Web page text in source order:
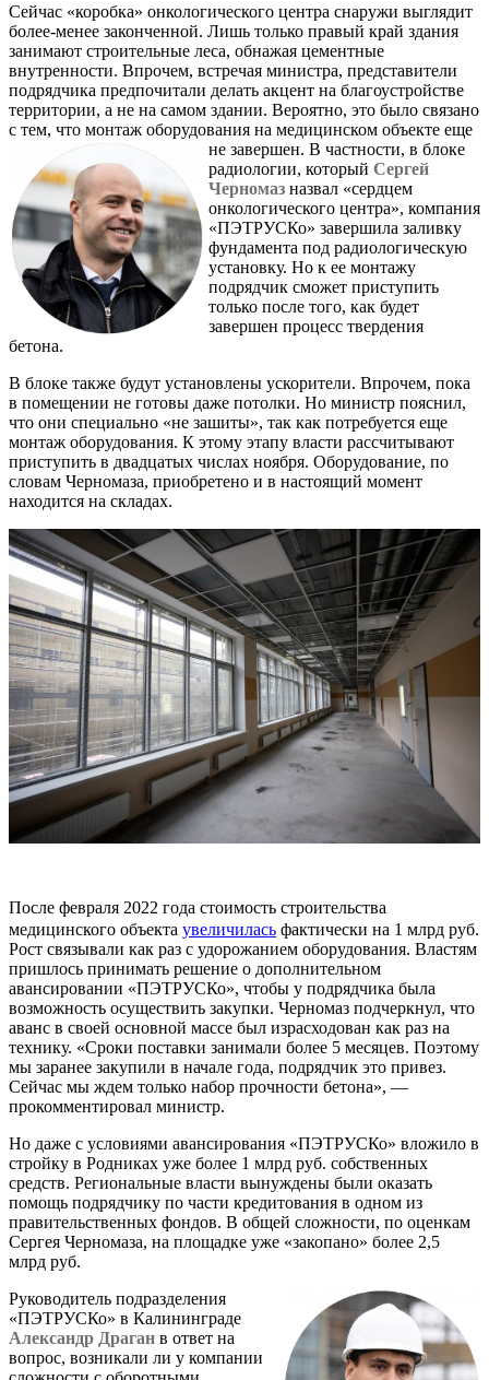
Сейчас «коробка» онкологического центра снаружи выглядит
более-менее законченной. Лишь только правый край здания
занимают строительные леса, обнажая цементные
внутренности. Впрочем, встречая министра, представители
подрядчика предпочитали делать акцент на благоустройстве
территории, а не на самом здании. Вероятно, это было связано
с тем, что монтаж оборудования на медицинском объекте еще
не завершен. В частности, в блоке
радиологии, который Сергей
Черномаз назвал «сердцем
онкологического центра», компания
«ПЭТРУСКо» завершила заливку
фундамента под радиологическую
установку. Но к ее монтажу
подрядчик сможет приступить
только после того, как будет
завершен процесс твердения
бетона.
В блоке также будут установлены ускорители. Впрочем, пока
в помещении не готовы даже потолки. Но министр пояснил,
что они специально «не зашиты», так как потребуется еще
монтаж оборудования. К этому этапу власти рассчитывают
приступить в двадцатых числах ноября. Оборудование, по
словам Черномаза, приобретено и в настоящий момент
находится на складах.
После февраля 2022 года стоимость строительства
медицинского объекта увеличилась фактически на 1 млрд руб.
Рост связывали как раз с удорожанием оборудования. Властям
пришлось принимать решение о дополнительном
авансировании «ПЭТРУСКо», чтобы у подрядчика была
возможность осуществить закупки. Черномаз подчеркнул, что
аванс в своей основной массе был израсходован как раз на
технику. «Сроки поставки занимали более 5 месяцев. Поэтому
мы заранее закупили в начале года, подрядчик это привез.
Сейчас мы ждем только набор прочности бетона», —
прокомментировал министр.
Но даже с условиями авансирования «ПЭТРУСКо» вложило в
стройку в Родниках уже более 1 млрд руб. собственных
средств. Региональные власти вынуждены были оказать
помощь подрядчику по части кредитования в одном из
правительственных фондов. В общей сложности, по оценкам
Сергея Черномаза, на площадке уже «закопано» более 2,5
млрд руб.
Руководитель подразделения
«ПЭТРУСКо» в Калининграде
Александр Драган в ответ на
вопрос, возникали ли у компании